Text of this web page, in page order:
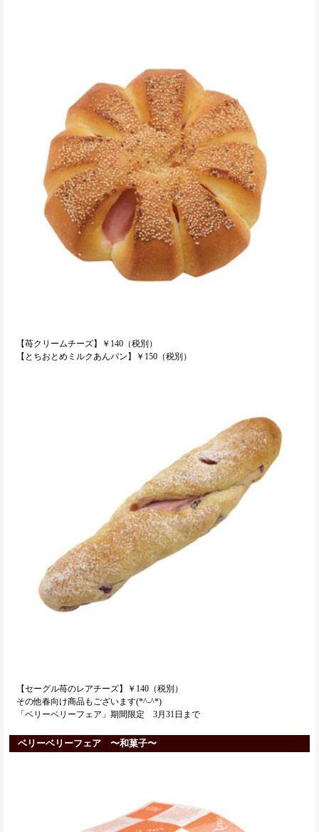
【苺クリームチーズ】￥140（税別）
【とちおとめミルクあんパン】￥150（税別）
【セーグル苺のレアチーズ】￥140（税別）
その他春向け商品もございます(*^-^*)
「ベリーベリーフェア」期間限定 3月31日まで
ベリーベリーフェア 〜和菓子〜